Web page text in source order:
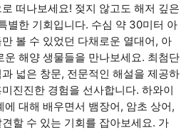
떠나보세요! 젖지 않고도 해저 깊은
별한 기회입니다. 수심 약 30미터 아
볼 수 있었던 다채로운 열대어, 아
운 해양 생물들을 만나보세요. 최첨단
넓은 창문, 전문적인 해설을 제공하
진진한 경험을 선사합니다. 하와이
에 대해 배우면서 뱀장어, 암초 상어,
할 수 있는 기회를 잡아보세요. 가